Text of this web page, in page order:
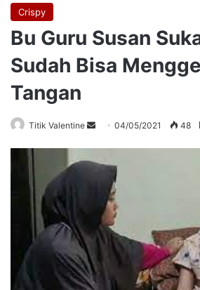
Crispy
Bu Guru Susan
Sudah Bisa
Tangan
Titik Valentine
Send04/05/2021 48